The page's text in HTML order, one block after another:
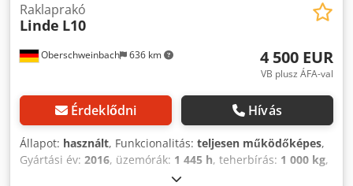
Oberschweinbach 636 km
Raklaprakó
Linde L10
4 500 EUR
VB plusz ÁFA-val
Érdeklődni Hívás
Állapot: használt, Funkcionalitás: teljesen működőképes,
Gyártási év: 2016, üzemórák: 1 445 h, teherbírás: 1 000 kg,
2 924 mm, üzemanyagtípus: